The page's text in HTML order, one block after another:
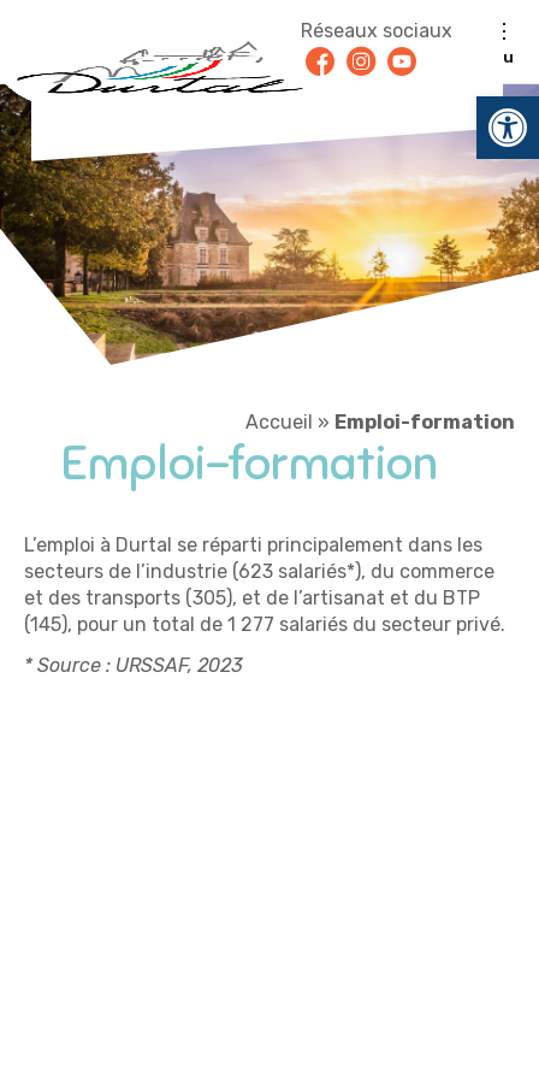
Menu
Réseaux sociaux
FacebookInstagram
Youtube
Accueil » Emploi-formation
Emploi-formation
L’emploi à Durtal se réparti principalement dans les
secteurs de l’industrie (623 salariés*), du commerce
et des transports (305), et de l’artisanat et du BTP
(145), pour un total de 1 277 salariés du secteur privé.
* Source : URSSAF, 2023